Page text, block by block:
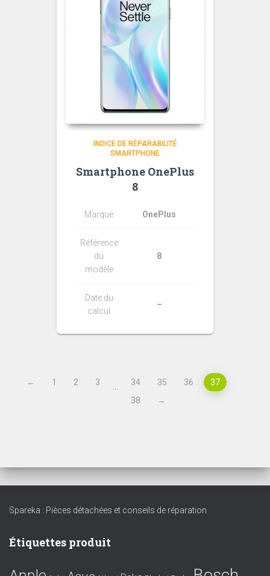
INDICE DE RÉPARABILITÉ
SMARTPHONE
Smartphone OnePlus
8
Marque OnePlus
Référence
du
modèle
8
Date du
calcul
–
← 1 2 3 34 35 36
37
38
→
Spareka : Pièces détachées et conseils de réparation
Étiquettes produit